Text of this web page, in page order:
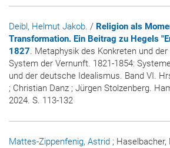
Deibl, Helmut Jakob. / Religion als
Transformation. Ein Beitrag zu Hegels
1827. Metaphysik des Konkreten und
System der Vernunft. 1821-1854:
und der deutsche Idealismus. Band VI.
; Christian Danz ; Jürgen Stolzenberg.
2024. S. 113-132
Mattes-Zippenfenig, Astrid ; Haselbacher,